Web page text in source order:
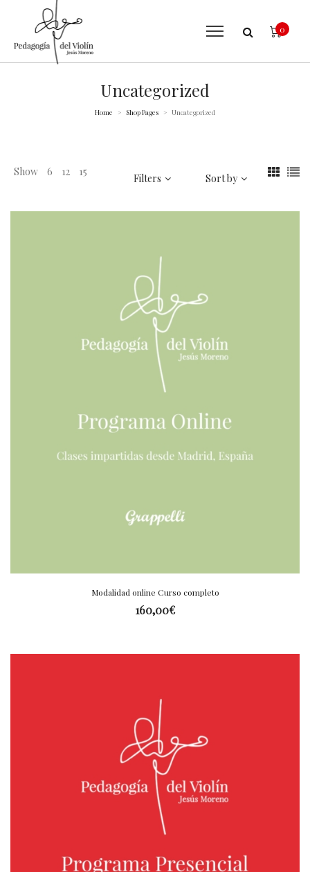
0
Uncategorized
Home > Shop Pages > Uncategorized
Show 6 12 15
Filters Sort by
Modalidad online Curso completo
160,00€